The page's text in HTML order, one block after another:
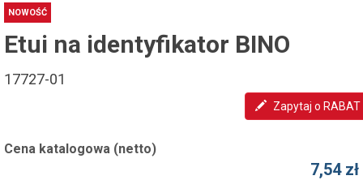
NOWOŚĆ
Etui na identyfikator BINO
17727-01
Zapytaj o RABAT
Cena katalogowa (netto)
7,54 zł